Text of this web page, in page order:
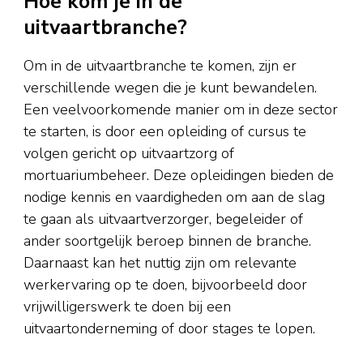
uitvaartbranche?
Om in de uitvaartbranche te komen, zijn er
verschillende wegen die je kunt bewandelen.
Een veelvoorkomende manier om in deze sector
te starten, is door een opleiding of cursus te
volgen gericht op uitvaartzorg of
mortuariumbeheer. Deze opleidingen bieden de
nodige kennis en vaardigheden om aan de slag
te gaan als uitvaartverzorger, begeleider of
ander soortgelijk beroep binnen de branche.
Daarnaast kan het nuttig zijn om relevante
werkervaring op te doen, bijvoorbeeld door
vrijwilligerswerk te doen bij een
uitvaartonderneming of door stages te lopen.